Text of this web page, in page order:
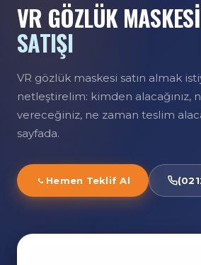
VR GÖZLÜK MASKESİ
SATIŞI
VR gözlük maskesi satın almak
netleştirelim: kimden alacağınız,
vereceğiniz, ne zaman teslim
sayfada.
Hemen Teklif Al